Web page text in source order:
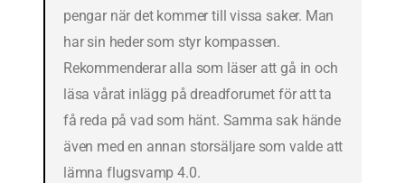
pengar när det kommer till vissa saker. Man
har sin heder som styr kompassen.
Rekommenderar alla som läser att gå in och
läsa vårat inlägg på dreadforumet för att ta
få reda på vad som hänt. Samma sak hände
även med en annan storsäljare som valde att
lämna flugsvamp 4.0.